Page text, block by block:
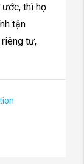
thì họ
tận
riêng tư,